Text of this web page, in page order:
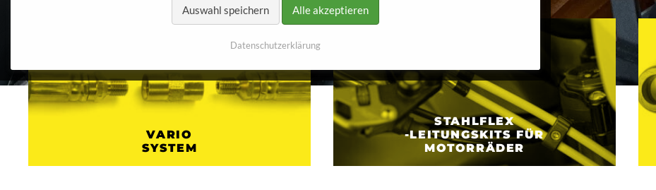
VARIO
SYSTEM
STAHLFLEX
-LEITUNGSKITS FÜR
MOTORRÄDER
Auswahl speichern Alle akzeptieren
Datenschutzerklärung